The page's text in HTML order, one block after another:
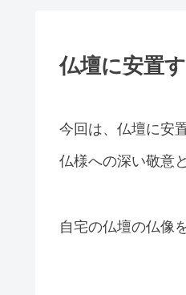
仏壇に安置
今回は、仏壇に安
仏様への深い敬意
自宅の仏壇の仏像